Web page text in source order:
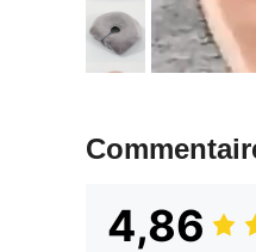
4,86